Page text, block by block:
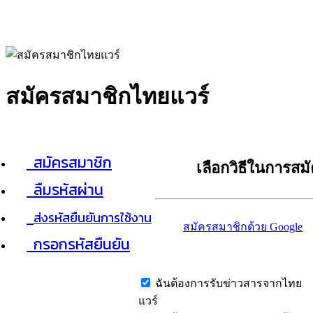
สมัครสมาชิกไทยแวร์
สมัครสมาชิก
ลืมรหัสผ่าน
ส่งรหัสยืนยันการใช้งาน
กรอกรหัสยืนยัน
เลือกวิธีในการส
สมัครสมาชิกด้วย Google
ฉันต้องการรับข่าวสารจากไทย
แวร์